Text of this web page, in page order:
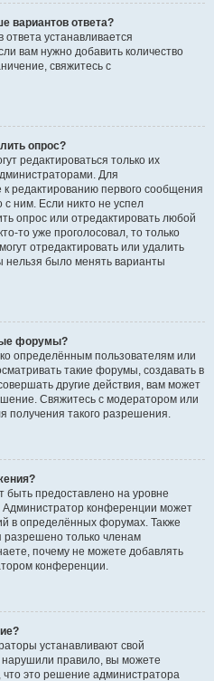
вариантов ответа?
устанавливается
вам нужно добавить количество
свяжитесь с
опрос?
редактироваться только их
Для
редактированию первого сообщения
с ним. Если никто не успел
опрос или отредактировать любой
то уже проголосовал, то только
отредактировать или удалить
нельзя было менять варианты
форумы?
определённым пользователям или
такие форумы, создавать в
другие действия, вам может
Свяжитесь с модератором или
получения такого разрешения.
предоставлено на уровне
конференции может
в определённых форумах. Также
разрешено только членам
почему не можете добавлять
конференции.
устанавливают свой
правило, вы можете
это решение администратора